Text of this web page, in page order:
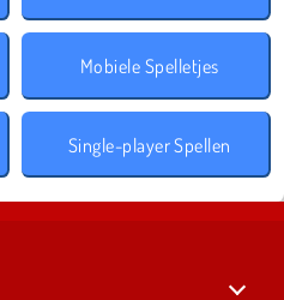
Mobiele Spelletjes
Single-player Spellen